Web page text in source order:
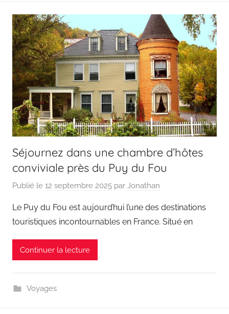
Séjournez dans une chambre d’hôtes
conviviale près du Puy du Fou
Publié le 12 septembre 2025 par Jonathan
Le Puy du Fou est aujourd’hui l’une des destinations
touristiques incontournables en France. Situé en
Continuer la lecture
Voyages